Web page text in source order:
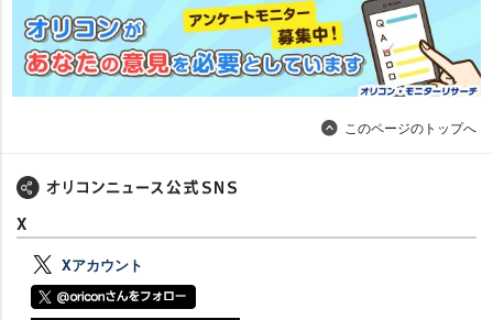
このページのトップへ
X
Xアカウント